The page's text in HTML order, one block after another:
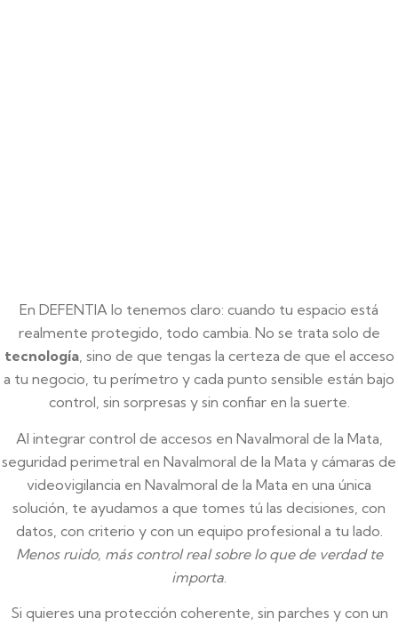
En DEFENTIA lo tenemos claro: cuando tu espacio está
realmente protegido, todo cambia. No se trata solo de
tecnología, sino de que tengas la certeza de que el acceso
a tu negocio, tu perímetro y cada punto sensible están bajo
control, sin sorpresas y sin confiar en la suerte.
Al integrar control de accesos en Navalmoral de la Mata,
seguridad perimetral en Navalmoral de la Mata y cámaras de
videovigilancia en Navalmoral de la Mata en una única
solución, te ayudamos a que tomes tú las decisiones, con
datos, con criterio y con un equipo profesional a tu lado.
Menos ruido, más control real sobre lo que de verdad te
importa
Si quieres una protección coherente, sin parches y con un